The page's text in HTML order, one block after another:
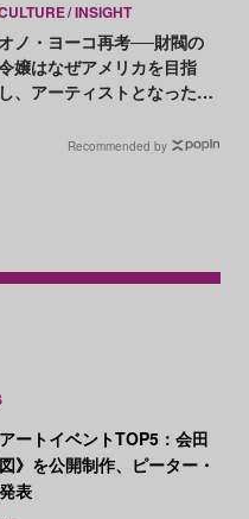
INSIGHT
オノ・ヨーコ再考──財閥の
嬢はなぜアメリカを目指
し、アーティストとなったの
Recommended by
ートイベントTOP5：会田
》を公開制作、ピーター・
表